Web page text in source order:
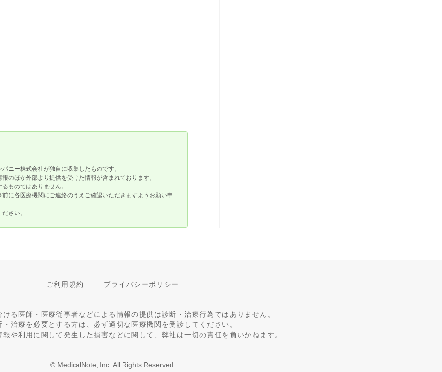
ニー株式会社が独自に収集したものです。
のほか外部より提供を受けた情報が含まれております。
ものではありません。
に各医療機関にご連絡のうえご確認いただきますようお願い申
さい。
ご利用規約 プライバシーポリシー
ける医師・医療従事者などによる情報の提供は診断・治療行為ではありません。
・治療を必要とする方は、必ず適切な医療機関を受診してください。
報や利用に関して発生した損害などに関して、弊社は一切の責任を負いかねます。
© MedicalNote, Inc. All Rights Reserved.